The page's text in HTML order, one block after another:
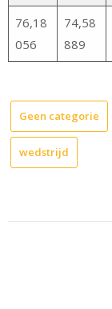
76,18
056
74,58
889
Geen categorie
wedstrijd